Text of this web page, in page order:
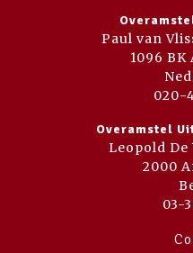
Paul van
1096
020-
Overamstel
Leopold De
2000
03-